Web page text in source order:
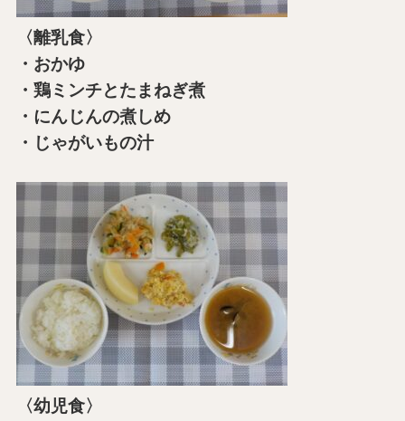
〈離乳食〉
・おかゆ
・鶏ミンチとたまねぎ煮
・にんじんの煮しめ
・じゃがいもの汁
〈幼児食〉